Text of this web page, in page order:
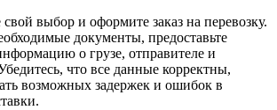
выбор и оформите заказ на перевозку.
документы, предоставьте
о грузе, отправителе и
что все данные корректны,
возможных задержек и ошибок в